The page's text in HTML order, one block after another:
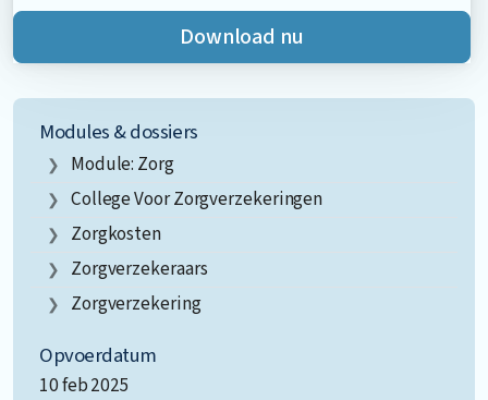
Download nu
Modules & dossiers
Module: Zorg
College Voor Zorgverzekeringen
Zorgkosten
Zorgverzekeraars
Zorgverzekering
Opvoerdatum
10 feb 2025